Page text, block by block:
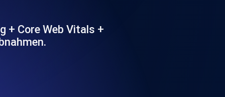
Core Web Vitals +